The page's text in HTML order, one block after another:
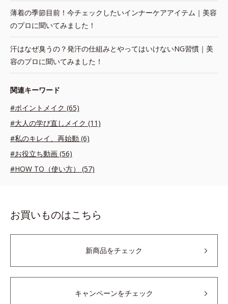
薄着の季節目前！今チェックしたいインナーケアアイテム｜美容
のプロに聞いてみました！
汗はなぜ臭うの？発汗の仕組みとやってはいけないNG習慣｜美
容のプロに聞いてみました！
関連キーワード
#ポイントメイク (65)
#大人の学び直しメイク (11)
#私のキレイ、再始動 (6)
#お役立ち動画 (56)
#HOW TO（使い方） (57)
お買いものはこちら
新商品をチェック
キャンペーンをチェック